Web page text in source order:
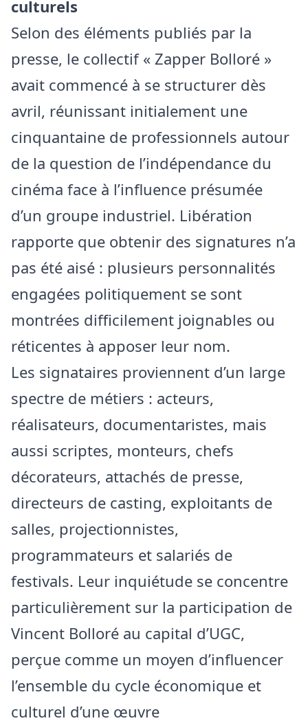
culturels
Selon des éléments publiés par la
presse, le collectif « Zapper Bolloré »
avait commencé à se structurer dès
avril, réunissant initialement une
cinquantaine de professionnels autour
de la question de l’indépendance du
cinéma face à l’influence présumée
d’un groupe industriel. Libération
rapporte que obtenir des signatures n’a
pas été aisé : plusieurs personnalités
engagées politiquement se sont
montrées difficilement joignables ou
réticentes à apposer leur nom.
Les signataires proviennent d’un large
spectre de métiers : acteurs,
réalisateurs, documentaristes, mais
aussi scriptes, monteurs, chefs
décorateurs, attachés de presse,
directeurs de casting, exploitants de
salles, projectionnistes,
programmateurs et salariés de
festivals. Leur inquiétude se concentre
particulièrement sur la participation de
Vincent Bolloré au capital d’UGC,
perçue comme un moyen d’influencer
l’ensemble du cycle économique et
culturel d’une œuvre